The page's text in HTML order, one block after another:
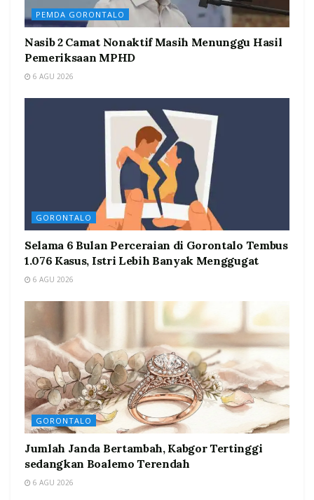
PEMDA GORONTALO
Nasib 2 Camat Nonaktif Masih Menunggu Hasil
Pemeriksaan MPHD
6 AGU 2026
GORONTALO
Selama 6 Bulan Perceraian di Gorontalo Tembus
1.076 Kasus, Istri Lebih Banyak Menggugat
6 AGU 2026
GORONTALO
Jumlah Janda Bertambah, Kabgor Tertinggi
sedangkan Boalemo Terendah
6 AGU 2026